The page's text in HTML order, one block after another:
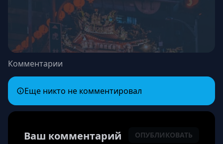
Комментарии
Еще никто не комментировал
Ваш комментарий ОПУБЛИКОВАТЬ